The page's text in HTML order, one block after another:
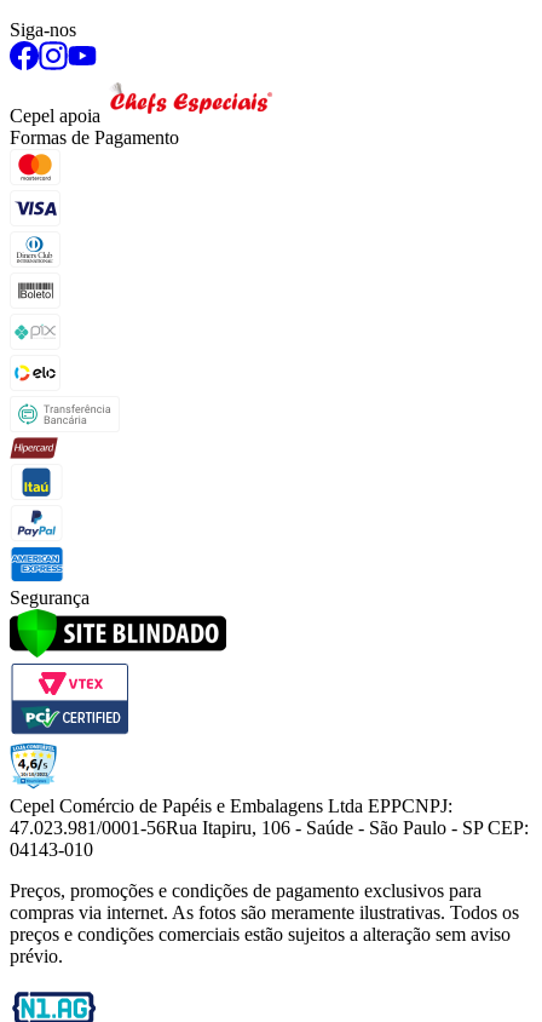
Siga-nos
Cepel apoia
Formas de Pagamento
Segurança
Cepel Comércio de Papéis e Embalagens Ltda EPPCNPJ:
47.023.981/0001-56Rua Itapiru, 106 - Saúde - São Paulo - SP CEP:
04143-010
Preços, promoções e condições de pagamento exclusivos para
compras via internet. As fotos são meramente ilustrativas. Todos os
preços e condições comerciais estão sujeitos a alteração sem aviso
prévio.